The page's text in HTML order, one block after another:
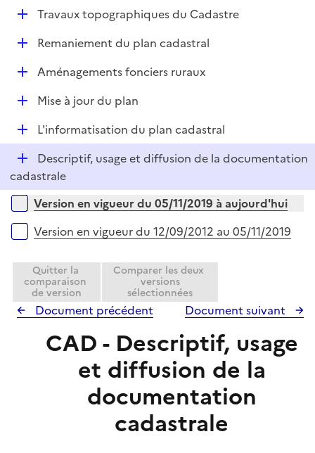
p
l
i
e
DTravaux topographiques du Cadastre
D
p
r
Remaniement du plan cadastral
D
r
Aménagements fonciers ruraux
D
e
r
Mise à jour du plan
D
é
l
e
r
L'informatisation du plan cadastral
D
é
p
e
r
Descriptif, usage et diffusion de la documentation
cadastrale
Versions sur la période
Version en vigueur du 05/11/2019 à aujourd'hui
Version en vigueur du 12/09/2012 au 05/11/2019
Quitter la
comparaison
de version
Comparer les deux
versions
sélectionnées
Document précédent Document suivant
CAD - Descriptif, usage
et diffusion de la
documentation
cadastrale